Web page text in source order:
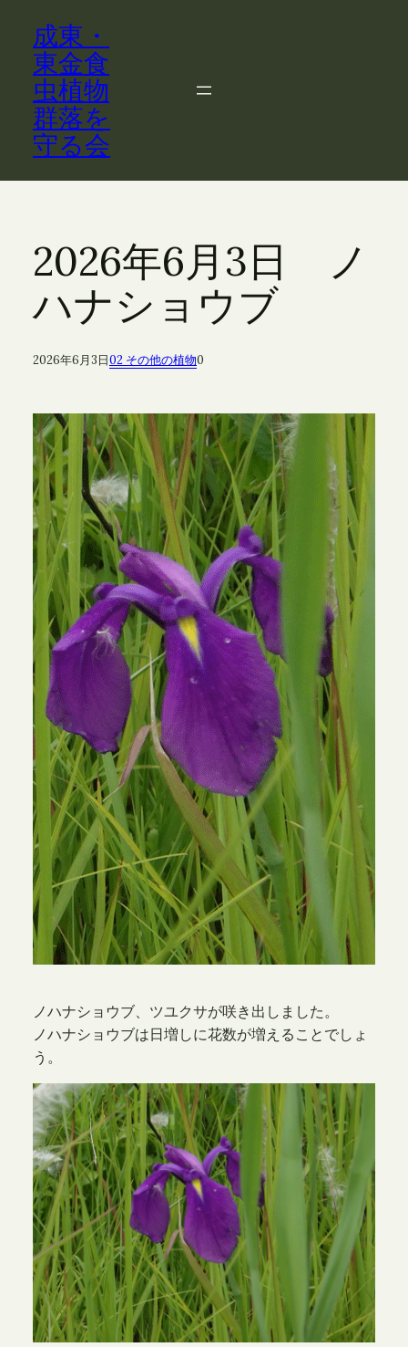
成東・
東金食
虫植物
群落を
守る会
2026年6月3日 ノ
ハナショウブ
2026年6月3日02 その他の植物0
ノハナショウブ、ツユクサが咲き出しました。
ノハナショウブは日増しに花数が増えることでしょ
う。